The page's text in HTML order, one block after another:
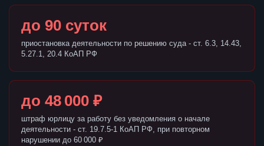
до 90 суток
приостановка деятельности по решению суда - ст. 6.3, 14.43,
5.27.1, 20.4 КоАП РФ
до 48 000 ₽
штраф юрлицу за работу без уведомления о начале
деятельности - ст. 19.7.5-1 КоАП РФ, при повторном
нарушении до 60 000 ₽